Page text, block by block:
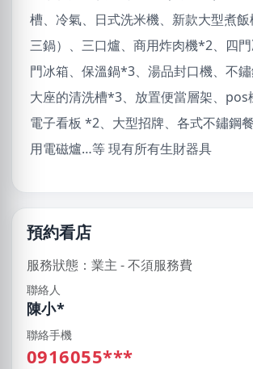
槽、冷氣、日式洗米機、新款大型煮
三鍋）、三口爐、商用炸肉機*2、四
門冰箱、保溫鍋*3、湯品封口機、不鏽
大座的清洗槽*3、放置便當層架、
電子看板 *2、大型招牌、各式不鏽鋼
用電磁爐…等 現有所有生財器具
預約看店
服務狀態：業主 - 不須服務費
聯絡人
陳小*
聯絡手機
0916055***